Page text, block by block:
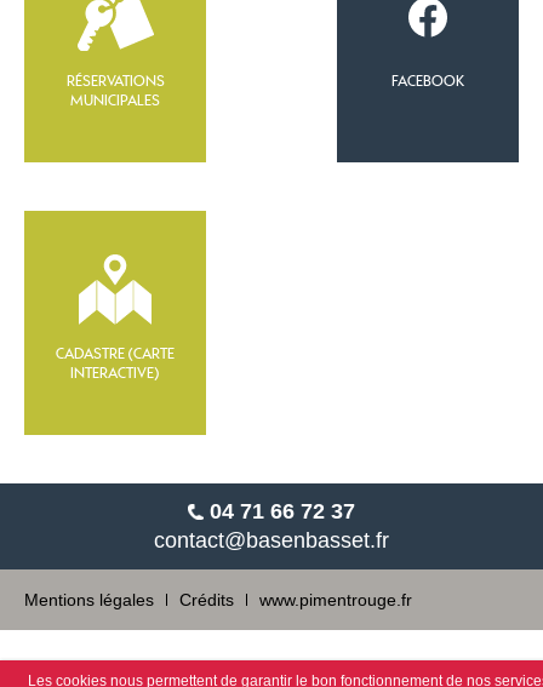
RÉSERVATIONS
MUNICIPALES
FACEBOOK
CADASTRE (CARTE
INTERACTIVE)
04 71 66 72 37
contact@basenbasset.fr
Mentions légales Crédits www.pimentrouge.fr
Les cookies nous permettent de garantir le bon fonctionnement de nos